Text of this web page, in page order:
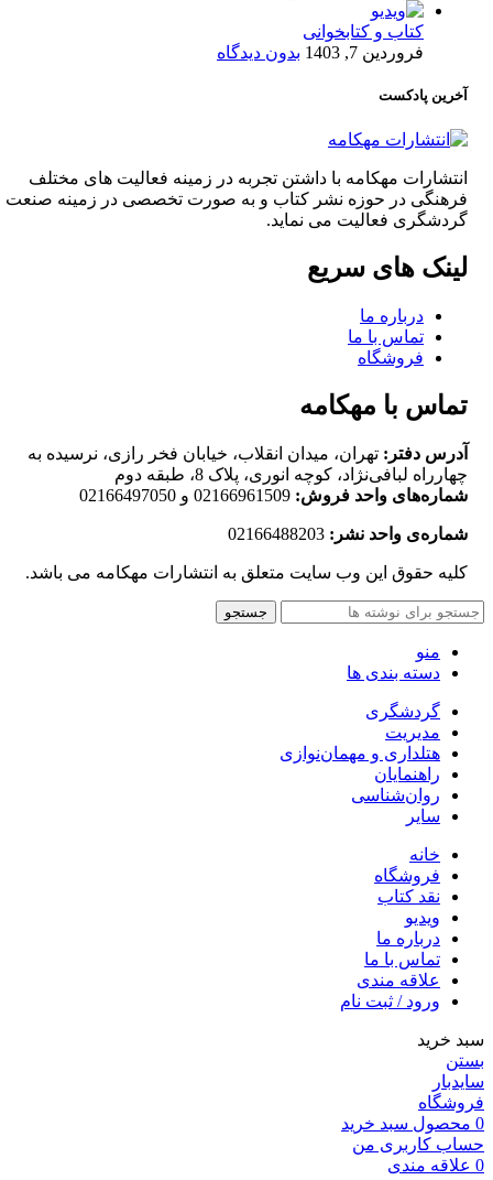
کتاب و کتابخوانی
فروردین 7, 1403
بدون دیدگاه
آخرین پادکست
انتشارات مهکامه با داشتن تجربه در زمینه فعالیت های مختلف
فرهنگی در حوزه نشر کتاب و به صورت تخصصی در زمینه صنعت
گردشگری فعالیت می نماید.
لینک های سریع
درباره ما
تماس با ما
فروشگاه
تماس با مهکامه
آدرس دفتر: تهران، میدان انقلاب، خیابان فخر رازی، نرسیده به
چهارراه لبافی‌نژاد، کوچه انوری، پلاک 8، طبقه دوم
شماره‌های واحد فروش: 02166961509 و 02166497050
شماره‌‌ی واحد نشر:
کلیه حقوق این وب سایت متعلق به انتشارات مهکامه می باشد.
جستجو
منو
دسته بندی ها
گردشگری
مدیریت
هتلداری و مهمان‌نوازی
راهنمایان
روان‌شناسی
سایر
خانه
فروشگاه
نقد کتاب
ویدیو
درباره‌ ما
تماس با ما
علاقه مندی
ورود / ثبت نام
سبد خرید
بستن
سایدبار
فروشگاه
0 محصول سبد خرید
حساب کاربری من
0 علاقه مندی